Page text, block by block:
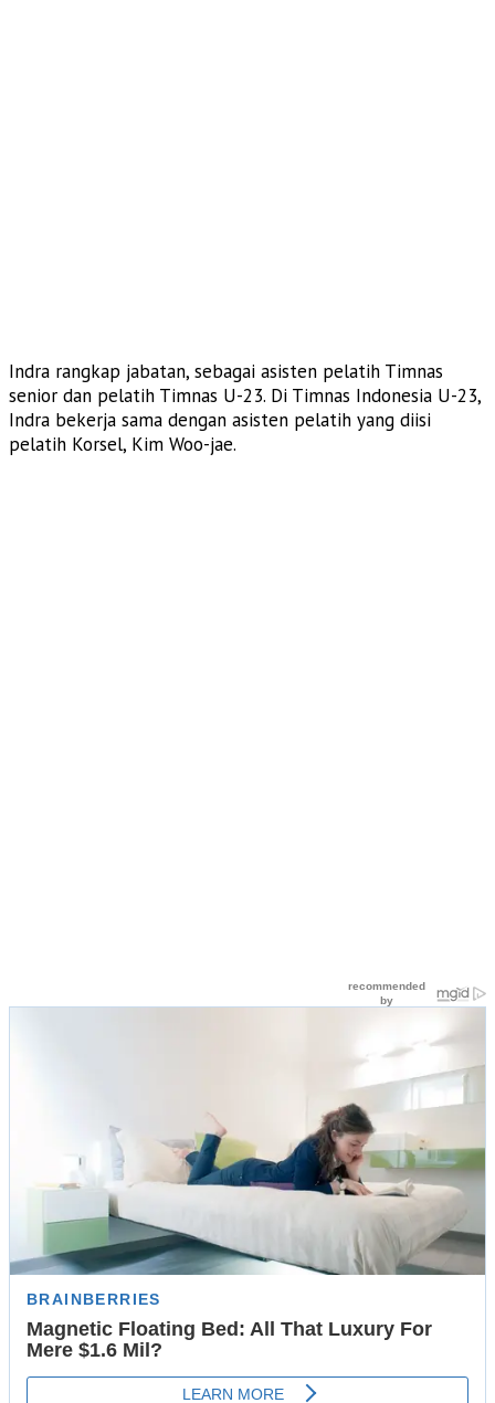
Indra rangkap jabatan, sebagai asisten pelatih Timnas
senior dan pelatih Timnas U-23. Di Timnas Indonesia U-23,
Indra bekerja sama dengan asisten pelatih yang diisi
pelatih Korsel, Kim Woo-jae.